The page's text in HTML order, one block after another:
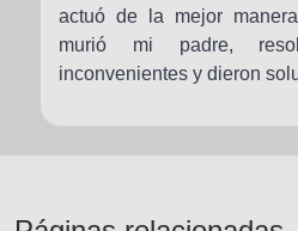
actuó de la mejor
murió mi padre,
inconvenientes y dieron